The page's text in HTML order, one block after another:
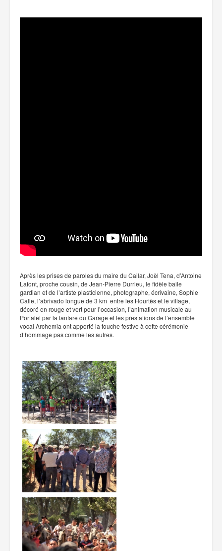
Après les prises de paroles du maire du Cailar, Joël Tena, d’Antoine
Lafont, proche cousin, de Jean-Pierre Durrieu, le fidèle baile
gardian et de l’artiste plasticienne, photographe, écrivaine, Sophie
Calle, l’abrivado longue de 3 km entre les Hourtès et le village,
décoré en rouge et vert pour l’occasion, l’animation musicale au
Portalet par la fanfare du Garage et les prestations de l’ensemble
vocal Archemia ont apporté la touche festive à cette cérémonie
d’hommage pas comme les autres.